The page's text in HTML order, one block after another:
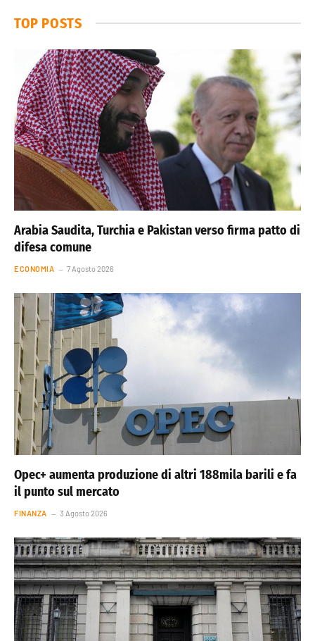
TOP POSTS
Arabia Saudita, Turchia e Pakistan verso firma patto di
difesa comune
ECONOMIA 7 Agosto 2026
Opec+ aumenta produzione di altri 188mila barili e fa
il punto sul mercato
FINANZA 3 Agosto 2026